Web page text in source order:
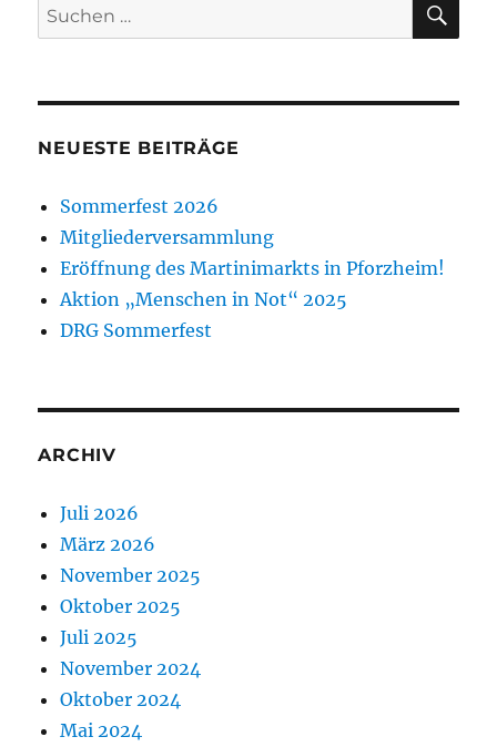
Suche
nach:
NEUESTE BEITRÄGE
Sommerfest 2026
Mitgliederversammlung
Eröffnung des Martinimarkts in Pforzheim!
Aktion „Menschen in Not“ 2025
DRG Sommerfest
ARCHIV
Juli 2026
März 2026
November 2025
Oktober 2025
Juli 2025
November 2024
Oktober 2024
Mai 2024